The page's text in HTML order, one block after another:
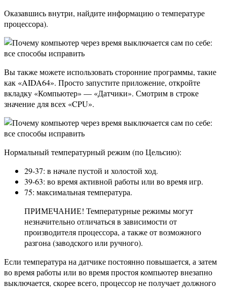
Оказавшись внутри, найдите информацию о температуре
процессора).
Вы также можете использовать сторонние программы, такие
как «AIDA64». Просто запустите приложение, откройте
вкладку «Компьютер» — «Датчики». Смотрим в строке
значение для всех «CPU».
Нормальный температурный режим (по Цельсию):
29-37: в начале пустой и холостой ход.
39-63: во время активной работы или во время игр.
75: максимальная температура.
ПРИМЕЧАНИЕ! Температурные режимы могут
незначительно отличаться в зависимости от
производителя процессора, а также от возможного
разгона (заводского или ручного).
Если температура на датчике постоянно повышается, а затем
во время работы или во время простоя компьютер внезапно
выключается, скорее всего, процессор не получает должного